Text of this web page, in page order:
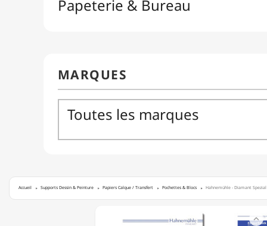
Accueil Supports Dessin & Peinture Papiers Calque / Transfert Pochettes & Blocs Hahnemühle - Diamant Spezial
